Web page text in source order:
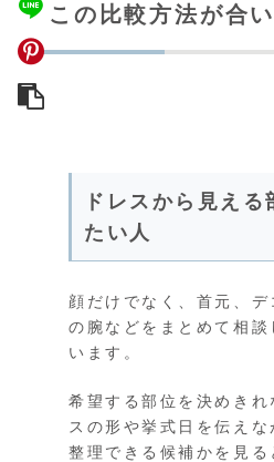
この比較方法が合
ドレスから見える
たい人
顔だけでなく、首元、デ
の腕などをまとめて相談
います。
希望する部位を決めきれ
スの形や挙式日を伝えな
整理できる候補かを見る